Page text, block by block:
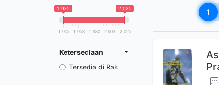
1 935 2 025
1 935 1 958 1 980 2 003 2 025
Ketersediaan
Tersedia di Rak
1